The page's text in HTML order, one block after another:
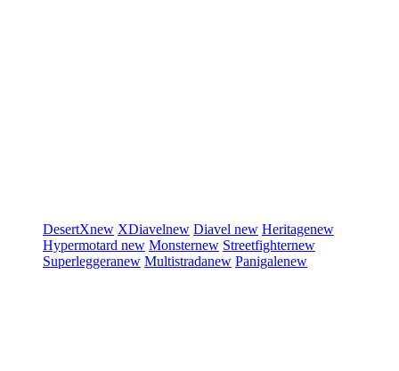
DesertXnew XDiavelnew Diavel new Heritagenew
Hypermotard new Monsternew Streetfighternew
Superleggeranew Multistradanew Panigalenew